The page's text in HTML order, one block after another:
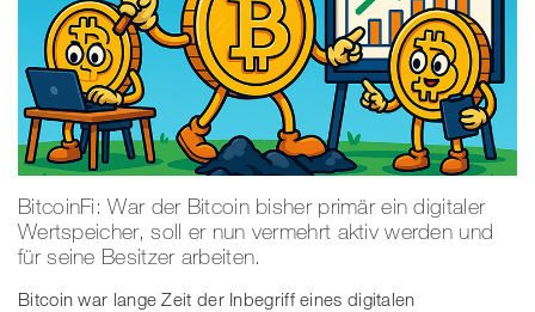
BitcoinFi: War der Bitcoin bisher primär ein digitaler
Wertspeicher, soll er nun vermehrt aktiv werden und
für seine Besitzer arbeiten.
Bitcoin war lange Zeit der Inbegriff eines digitalen